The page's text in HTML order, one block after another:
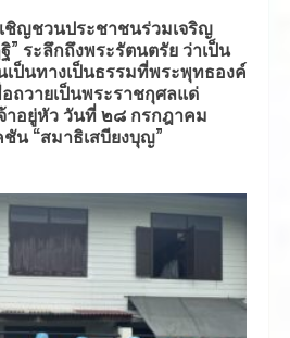
ชิญชวนประชาชนร่วมเจริญ
ระลึกถึงพระรัตนตรัย ว่าเป็น
ป็นทางเป็นธรรมที่พระพุทธองค์
ถวายเป็นพระราชกุศลแด่
าอยู่หัว วันที่ ๒๘ กรกฎาคม
น “สมาธิเสบียงบุญ”